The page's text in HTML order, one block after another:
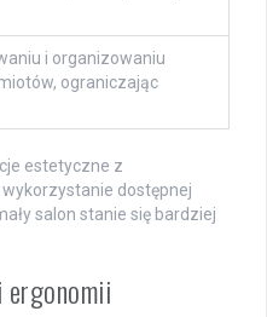
i organizowaniu
ograniczając
estetyczne z
dostępnej
salon stanie się bardziej